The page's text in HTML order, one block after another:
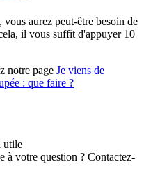
aurez peut-être besoin de
il vous suffit d'appuyer 10
notre page Je viens de
: que faire ?
utile
à votre question ? Contactez-